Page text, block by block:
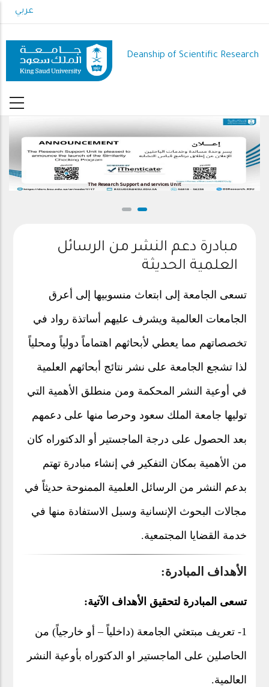
to
content
عربي
Deanship of Scientific Research
The Research Support and services Unit
مبادرة دعم النشر من الرسائل
العلمية الحديثة
تسعى الجامعة إلى ابتعاث منسوبيها إلى أعرق
الجامعات العالمية ويشرف عليهم أساتذة رواد في
تخصصاتهم مما يعطي لأبحاثهم اهتماماً دولياً ومحلياً
لذا تشجع الجامعة على نشر نتائج أبحاثهم العلمية
في أوعية النشر المحكمة ومن منطلق الأهمية التي
توليها جامعة الملك سعود وحرصا منها على دعمهم
بعد الحصول على درجة الماجستير أو الدكتوراه كان
من الأهمية بمكان التفكير في إنشاء مبادرة تهتم
بدعم النشر من الرسائل العلمية الممنوحة حديثاً في
مجالات البحوث الإنسانية وسبل الاستفادة منها في
خدمة القضايا المجتمعية.
الأهداف المبادرة:
تسعى المبادرة لتحقيق الأهداف الآتية:
1- تعريف مبتعثي الجامعة (داخلياً – أو خارجياً) من
الحاصلين على الماجستير او الدكتوراه بأوعية النشر
العالمية.